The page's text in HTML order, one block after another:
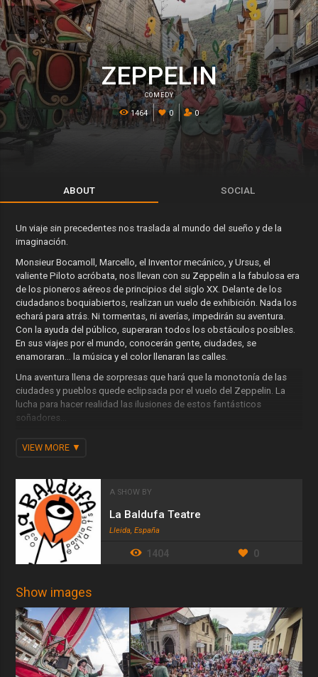
ZEPPELIN
COMEDY
1464 0 0
ABOUT SOCIAL
Un viaje sin precedentes nos traslada al mundo del sueño y de la
imaginación.
Monsieur Bocamoll, Marcello, el Inventor mecánico, y Ursus, el
valiente Piloto acróbata, nos llevan con su Zeppelin a la fabulosa era
de los pioneros aéreos de principios del siglo XX. Delante de los
ciudadanos boquiabiertos, realizan un vuelo de exhibición. Nada los
echará para atrás. Ni tormentas, ni averías, impedirán su aventura.
Con la ayuda del público, superaran todos los obstáculos posibles.
En sus viajes por el mundo, conocerán gente, ciudades, se
enamoraran… la música y el color llenaran las calles.
Una aventura llena de sorpresas que hará que la monotonía de las
ciudades y pueblos quede eclipsada por el vuelo del Zeppelin. La
lucha para hacer realidad las ilusiones de estos fantásticos
soñadores...
adaptarse a infinidad de recorridos. Zeppelin puede salir en rúas…
Autor y dirección: La Peonza.
Diseño: Carles Pijuan.
Construcción: Xevi Planas, Ultra Mágico, La Peonza.
Vestuario: Teresa Ortega.
Producción: La Peonza.
Oficina: Isabel Mercé, Pilar Pàmpols.
Coproducción: INAEM – Ministerio de Cultura, Departamento de
Cultura – Generalitat de Catalunya, Ayuntamiento de Lleida e
Instituto Ramon Llull.
VIEW MORE
A SHOW BY
La Baldufa Teatre
Lleida, España
1404 0
Show images